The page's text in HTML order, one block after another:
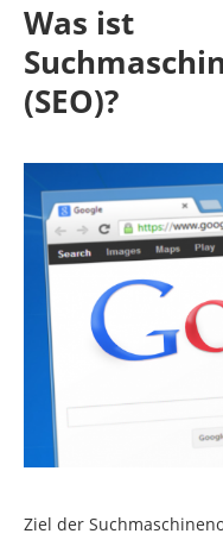
Was ist
(SEO)?
Ziel der